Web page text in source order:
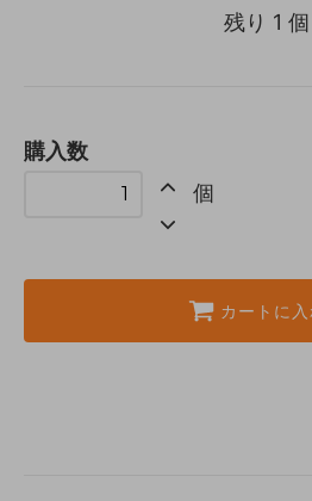
残り 1 個
購入数
個
カートに入